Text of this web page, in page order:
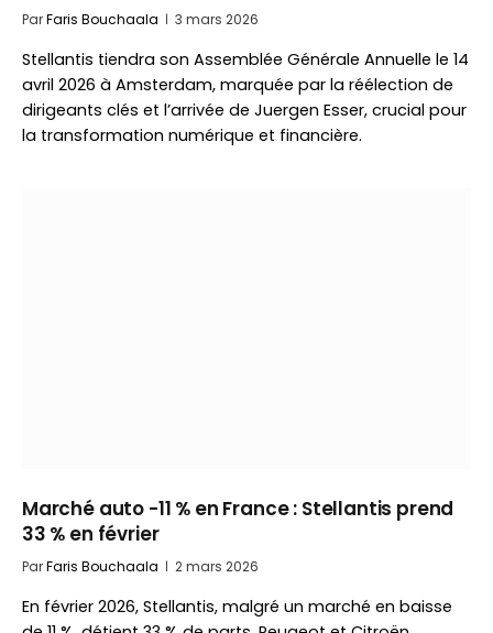
ParFaris Bouchaala 3 mars 2026
Stellantis tiendra son Assemblée Générale Annuelle le 14
avril 2026 à Amsterdam, marquée par la réélection de
dirigeants clés et l’arrivée de Juergen Esser, crucial pour
la transformation numérique et financière.
Marché auto -11 % en France : Stellantis prend
33 % en février
ParFaris Bouchaala 2 mars 2026
En février 2026, Stellantis, malgré un marché en baisse